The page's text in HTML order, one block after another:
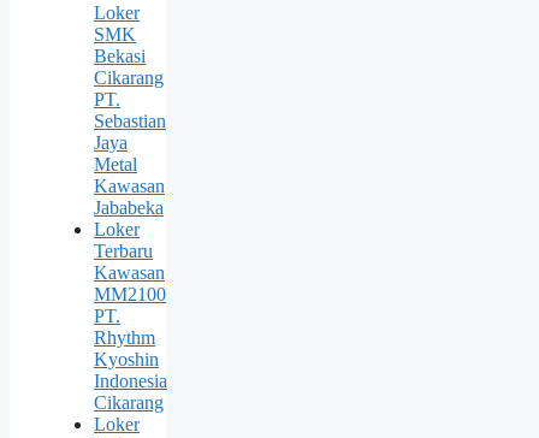
Loker
SMK
Bekasi
Cikarang
PT.
Sebastian
Jaya
Metal
Kawasan
Jababeka
Loker
Terbaru
Kawasan
MM2100
PT.
Rhythm
Kyoshin
Indonesia
Cikarang
Loker